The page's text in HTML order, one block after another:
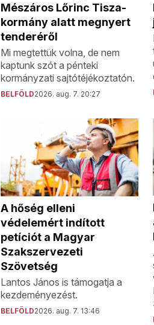
Mészáros Lőrinc Tisza-
kormány alatt megnyert
tenderéről
Mi megtettük volna, de nem
kaptunk szót a pénteki
kormányzati sajtótéjékoztatón.
BELFÖLD2026. aug. 7. 20:27
A hőség elleni
védelemért indított
petíciót a Magyar
Szakszervezeti
Szövetség
Lantos János is támogatja a
kezdeményezést.
BELFÖLD2026. aug. 7. 13:46